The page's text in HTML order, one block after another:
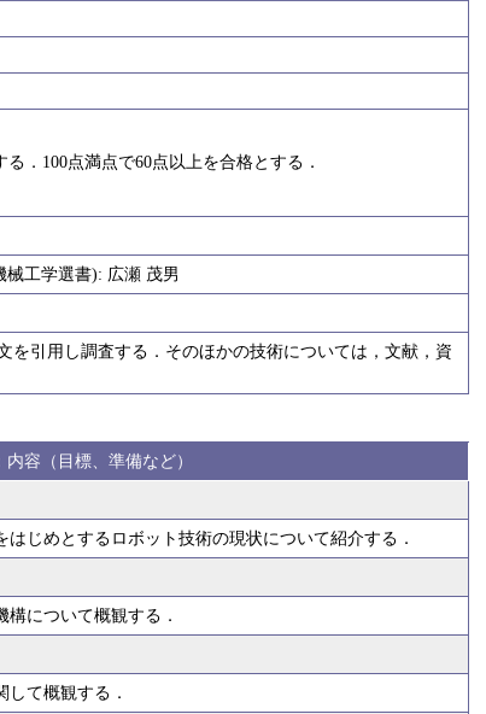
．100点満点で60点以上を合格とする．
工学選書): 広瀬 茂男
を引用し調査する．そのほかの技術については，文献，資
内容（目標、準備など）
じめとするロボット技術の現状について紹介する．
について概観する．
て概観する．